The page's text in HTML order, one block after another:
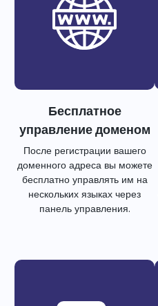
Бесплатное
управление доменом
После регистрации вашего
доменного адреса вы можете
бесплатно управлять им на
нескольких языках через
панель управления.